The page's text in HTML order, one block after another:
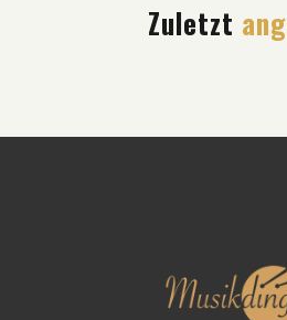
Zuletzt